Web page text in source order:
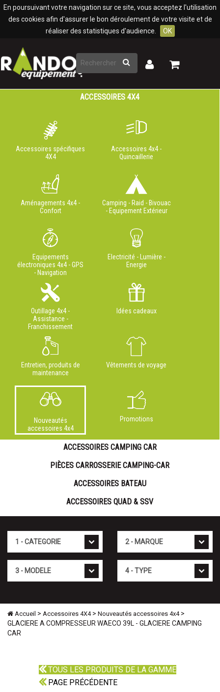
En poursuivant votre navigation sur ce site, vous acceptez l'utilisation
des cookies afin d'assurer le bon déroulement de votre visite et de
réaliser des statistiques d'audience.
OK
Rechercher
Mon
Mon
ACCESSOIRES 4X4
Accessoires spécifiques
4X4
Accessoires 4x4 -
Quincaillerie
Aménagements 4x4 -
Confort
Camping - Raid - Bivouac
- Equipement Extérieur
Equipements
électroniques 4x4 - GPS
- Navigation
Electricité - Lumière -
Energie
Outillage 4x4 -
Assistance -
Franchissement
Idées cadeaux
Entretien, produits de
maintenance
Vêtements de voyage
Nouveautés
accessoires 4x4
Promotions
ACCESSOIRES CAMPING CAR
PIÈCES CARROSSERIE CAMPING-CAR
ACCESSOIRES BATEAU
ACCESSOIRES QUAD & SSV
Accueil > Accessoires 4X4> Nouveautés accessoires 4x4>
GLACIERE A COMPRESSEUR WAECO 39L - GLACIERE CAMPING
CAR
TOUS LES PRODUITS DE LA GAMME
PAGE PRÉCÉDENTE
Panneau de gestion des cookies